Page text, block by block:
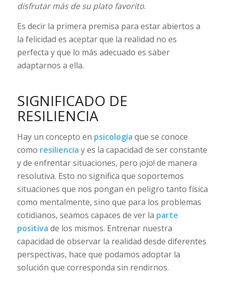
disfrutar más de su plato favorito.
Es decir la primera premisa para estar abiertos a
la felicidad es aceptar que la realidad no es
perfecta y que lo más adecuado es saber
adaptarnos a ella.
SIGNIFICADO DE
RESILIENCIA
Hay un concepto en psicología que se conoce
como resiliencia y es la capacidad de ser constante
y de enfrentar situaciones, pero ¡ojo! de manera
resolutiva. Esto no significa que soportemos
situaciones que nos pongan en peligro tanto física
como mentalmente, sino que para los problemas
cotidianos, seamos capaces de ver la parte
positiva de los mismos. Entrenar nuestra
capacidad de observar la realidad desde diferentes
perspectivas, hace que podamos adoptar la
solución que corresponda sin rendirnos.